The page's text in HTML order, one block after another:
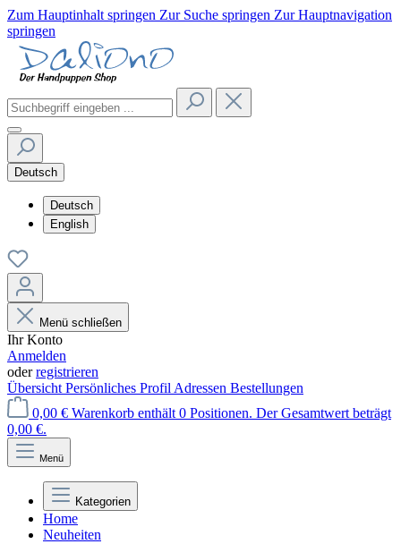
Zum Hauptinhalt springen Zur Suche springen Zur Hauptnavigation
springen
Deutsch
Deutsch
English
Menü schließen
Ihr Konto
Anmelden
oderregistrieren
Übersicht Persönliches Profil Adressen Bestellungen
0,00 € Warenkorb enthält 0 Positionen. Der Gesamtwert beträgt
0,00 €.
Menü
Kategorien
Home
Neuheiten